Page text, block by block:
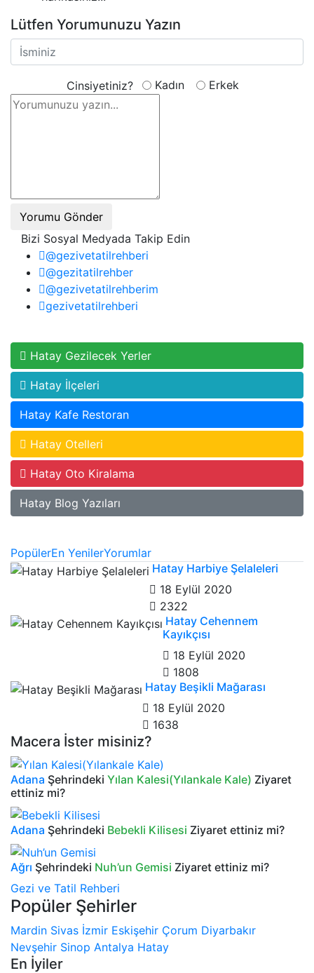
Lütfen Yorumunuzu Yazın
Cinsiyetiniz? Kadın Erkek
Yorumu Gönder
Bizi Sosyal Medyada Takip Edin
@gezivetatilrehberi
@gezitatilrehber
@gezivetatilrehberim
gezivetatilrehberi
Hatay Gezilecek Yerler
Hatay İlçeleri
Hatay Kafe Restoran
Hatay Otelleri
Hatay Oto Kiralama
Hatay Blog Yazıları
PopülerEn YenilerYorumlar
Hatay Harbiye Şelaleleri
18 Eylül 2020
2322
Hatay Cehennem
Kayıkçısı
18 Eylül 2020
1808
Hatay Beşikli Mağarası
18 Eylül 2020
1638
Macera İster misiniz?
Adana Şehrindeki Yılan Kalesi(Yılankale Kale) Ziyaret
ettiniz mi?
Adana Şehrindeki Bebekli Kilisesi Ziyaret ettiniz mi?
Ağrı Şehrindeki Nuh’un Gemisi Ziyaret ettiniz mi?
Gezi ve Tatil Rehberi
Popüler Şehirler
Mardin Sivas İzmir Eskişehir Çorum Diyarbakır
Nevşehir Sinop Antalya Hatay
En İyiler